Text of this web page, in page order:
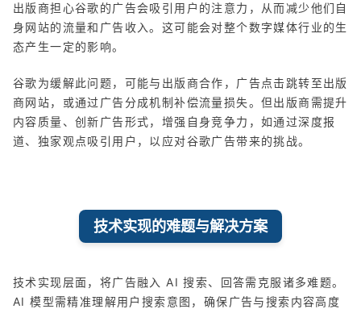
出版商担心谷歌的广告会吸引用户的注意力，从而减少他们自
身网站的流量和广告收入。这可能会对整个数字媒体行业的生
态产生一定的影响。
谷歌为缓解此问题，可能与出版商合作，广告点击跳转至出版
商网站，或通过广告分成机制补偿流量损失。但出版商需提升
内容质量、创新广告形式，增强自身竞争力，如通过深度报
道、独家观点吸引用户，以应对谷歌广告带来的挑战。
技术实现的难题与解决方案
技术实现层面，将广告融入 AI 搜索、回答需克服诸多难题。
AI 模型需精准理解用户搜索意图，确保广告与搜索内容高度